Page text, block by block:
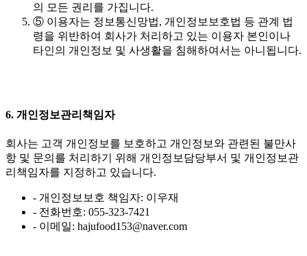
의 모든 권리를 가집니다.
⑤ 이용자는 정보통신망법, 개인정보보호법 등 관계 법
령을 위반하여 회사가 처리하고 있는 이용자 본인이나
타인의 개인정보 및 사생활을 침해하여서는 아니됩니다.
6. 개인정보관리책임자
회사는 고객 개인정보를 보호하고 개인정보와 관련된 불만사
항 및 문의를 처리하기 위해 개인정보담당부서 및 개인정보관
리책임자를 지정하고 있습니다.
- 개인정보보호 책임자: 이우재
- 전화번호: 055-323-7421
- 이메일: hajufood153@naver.com